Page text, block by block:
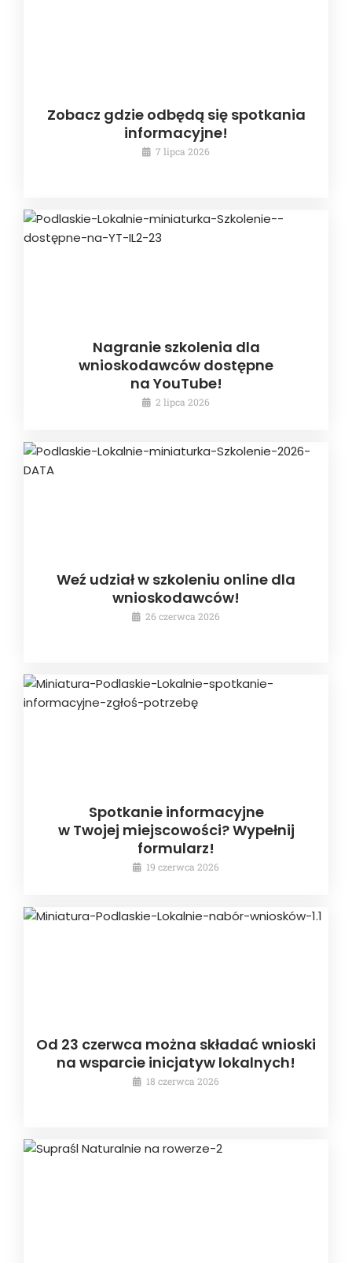
Zobacz gdzie odbędą się spotkania
informacyjne!
7 lipca 2026
Nagranie szkolenia dla
wnioskodawców dostępne
na YouTube!
2 lipca 2026
Weź udział w szkoleniu online dla
wnioskodawców!
26 czerwca 2026
Spotkanie informacyjne
w Twojej miejscowości? Wypełnij
formularz!
19 czerwca 2026
Od 23 czerwca można składać wnioski
na wsparcie inicjatyw lokalnych!
18 czerwca 2026